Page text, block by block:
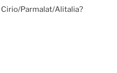
Cirio/Parmalat/Alitalia?